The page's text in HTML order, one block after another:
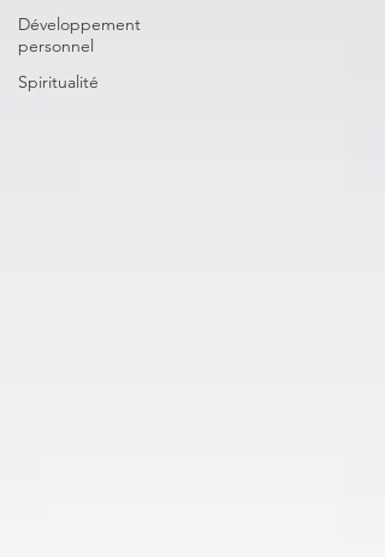
Développement
personnel
Spiritualité